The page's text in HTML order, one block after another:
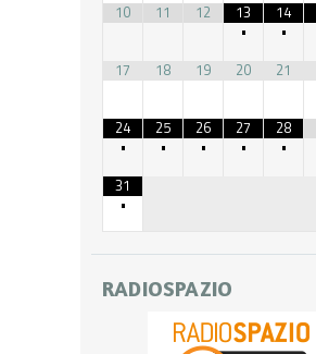
10 11 12
13
•
14
•
17
18 19 20 21
24
•
25
•
26
•
27
•
28
•
31
•
RADIOSPAZIO